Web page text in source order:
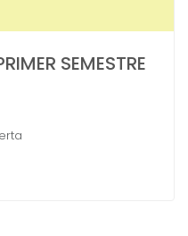
SEMESTRE